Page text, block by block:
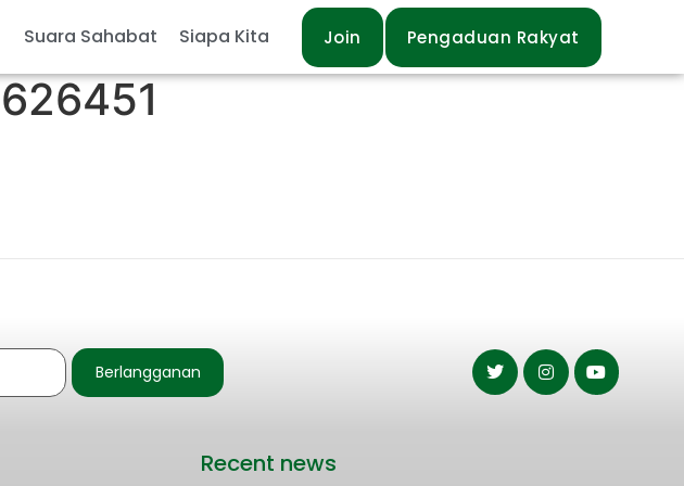
Suara Sahabat Siapa Kita Join Pengaduan Rakyat
Berlangganan
Recent news